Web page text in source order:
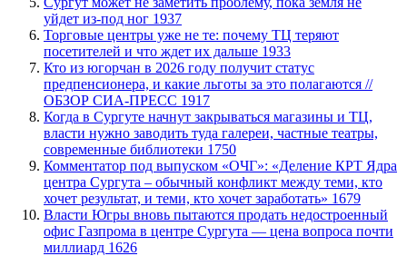
уйдет из-под ног 1937
Торговые центры уже не те: почему ТЦ теряют
посетителей и что ждет их дальше 1933
Кто из югорчан в 2026 году получит статус
предпенсионера, и какие льготы за это полагаются //
ОБЗОР СИА-ПРЕСС 1917
​Когда в Сургуте начнут закрываться магазины и ТЦ,
власти нужно заводить туда галереи, частные театры,
современные библиотеки 1750
​Комментатор под выпуском «ОЧГ»: «Деление КРТ Ядра
центра Сургута – обычный конфликт между теми, кто
хочет результат, и теми, кто хочет заработать» 1679
Власти Югры вновь пытаются продать недостроенный
офис Газпрома в центре Сургута — цена вопроса почти
миллиард 1626